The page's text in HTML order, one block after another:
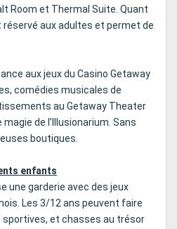
Room et Thermal Suite. Quant
réservé aux adultes et permet de
aux jeux du Casino Getaway
comédies musicales de
au Getaway Theater
de l’Illusionarium. Sans
boutiques.
enfants
une garderie avec des jeux
Les 3/12 ans peuvent faire
et chasses au trésor